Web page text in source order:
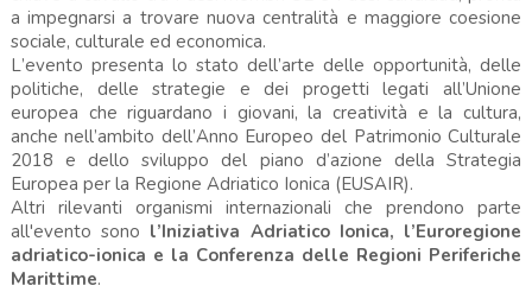
a impegnarsi a trovare nuova centralità e maggiore coesione
sociale, culturale ed economica.
L’evento presenta lo stato dell’arte delle opportunità, delle
politiche, delle strategie e dei progetti legati all’Unione
europea che riguardano i giovani, la creatività e la cultura,
anche nell’ambito dell’Anno Europeo del Patrimonio Culturale
2018 e dello sviluppo del piano d’azione della Strategia
Europea per la Regione Adriatico Ionica (EUSAIR).
Altri rilevanti organismi internazionali che prendono parte
all'evento sono l’Iniziativa Adriatico Ionica, l’Euroregione
adriatico-ionica e la Conferenza delle Regioni Periferiche
Marittime.